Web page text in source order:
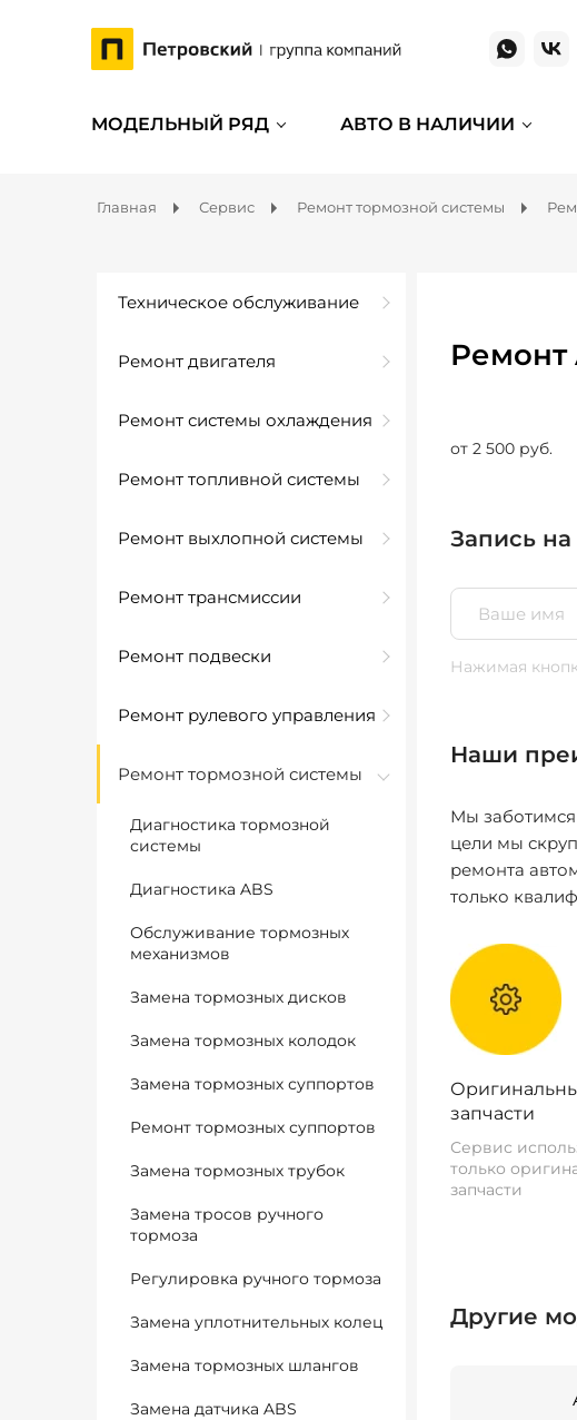
МОДЕЛЬНЫЙ РЯД АВТО В НАЛИЧИИ
Главная Сервис Ремонт тормозной системы
Техническое обслуживание
Ремонт двигателя
Ремонт системы охлаждения
Ремонт топливной системы
Ремонт выхлопной системы
Ремонт трансмиссии
Ремонт подвески
Ремонт рулевого управления
Ремонт тормозной системы
Диагностика тормозной
системы
Диагностика ABS
Обслуживание тормозных
механизмов
Замена тормозных дисков
Замена тормозных колодок
Замена тормозных суппортов
Ремонт тормозных суппортов
Замена тормозных трубок
Замена тросов ручного
тормоза
Регулировка ручного тормоза
Замена уплотнительных колец
Замена тормозных шлангов
Замена датчика ABS
Ремонт
от 2 500 руб.
Запись на
Нажимая
Наши
Мы заботимся
цели мы
ремонта
только
запчасти
Сервис
только
запчасти
Другие